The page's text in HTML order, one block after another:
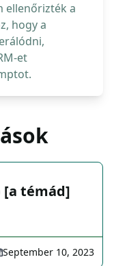
ellenőrizték a
hogy a
et
[a témád]
September 10, 2023